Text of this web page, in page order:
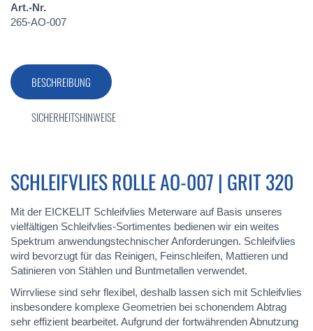
Art.-Nr.
265-AO-007
BESCHREIBUNG
SCHLEIFVLIES ROLLE AO-007 | GRIT 320
Mit der EICKELIT Schleifvlies Meterware auf Basis unseres
vielfältigen Schleifvlies-Sortimentes bedienen wir ein weites
Spektrum anwendungstechnischer Anforderungen. Schleifvlies
wird bevorzugt für das Reinigen, Feinschleifen, Mattieren und
Satinieren von Stählen und Buntmetallen verwendet.
Wirrvliese sind sehr flexibel, deshalb lassen sich mit Schleifvlies
insbesondere komplexe Geometrien bei schonendem Abtrag
sehr effizient bearbeitet. Aufgrund der fortwährenden Abnutzung
SICHERHEITSHINWEISE